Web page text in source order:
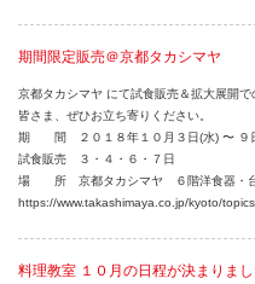
期間限定販売＠京都タカシマヤ
京都タカシマヤ にて試食販売＆拡大展開で
皆さま、ぜひお立ち寄りください。
期 間 ２０１８年１０月３日(水) 〜 ９
試食販売 ３・４・６・７日
場 所 京都タカシマヤ ６階洋食器・台
https://www.takashimaya.co.jp/kyoto/
料理教室 １０月の日程が決まりま